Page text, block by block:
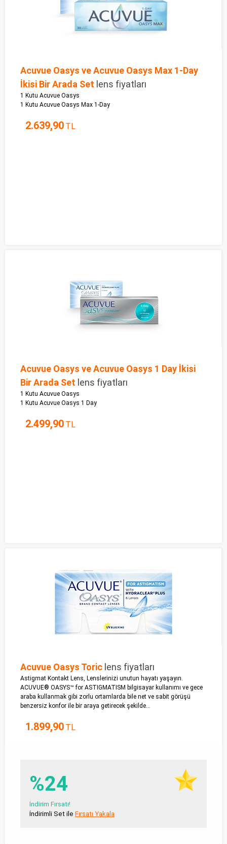
Acuvue Oasys ve Acuvue Oasys Max 1-Day
İkisi Bir Arada Set lens fiyatları
1 Kutu Acuvue Oasys
1 Kutu Acuvue Oasys Max 1-Day
2.639,90 TL
Acuvue Oasys ve Acuvue Oasys 1 Day İkisi
Bir Arada Set lens fiyatları
1 Kutu Acuvue Oasys
1 Kutu Acuvue Oasys 1 Day
2.499,90 TL
Acuvue Oasys Toric lens fiyatları
Astigmat Kontakt Lens, Lenslerinizi unutun hayatı yaşayın.
ACUVUE® OASYS™ for ASTIGMATISM bilgisayar kullanımı ve gece
araba kullanmak gibi zorlu ortamlarda bile net ve sabit görüşü
benzersiz konfor ile bir araya getirecek şekilde...
1.899,90 TL
%24
İndirim Fırsatı!
İndirimli Set ile Fırsatı Yakala